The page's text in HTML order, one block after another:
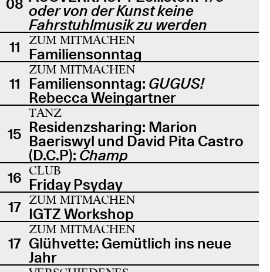
08 oder von der Kunst keine
Fahrstuhlmusik zu werden
11
ZUM MITMACHEN
Familiensonntag
11
ZUM MITMACHEN
Familiensonntag: GUGUS!
Rebecca Weingartner
15
TANZ
Residenzsharing: Marion
Baeriswyl und David Pita Castro
(D.C.P): Champ
16 CLUB
Friday Psyday
17 ZUM MITMACHEN
IGTZ Workshop
17
ZUM MITMACHEN
Glühvette: Gemütlich ins neue
Jahr